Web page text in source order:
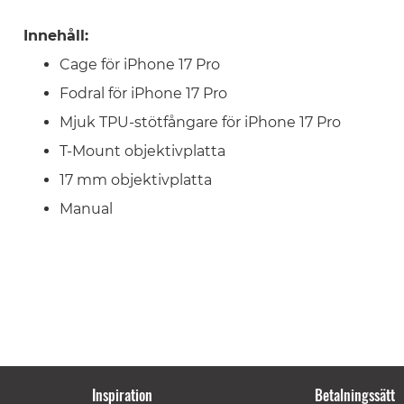
Innehåll:
Cage för iPhone 17 Pro
Fodral för iPhone 17 Pro
Mjuk TPU-stötfångare för iPhone 17 Pro
T-Mount objektivplatta
17 mm objektivplatta
Manual
Inspiration Betalningssätt